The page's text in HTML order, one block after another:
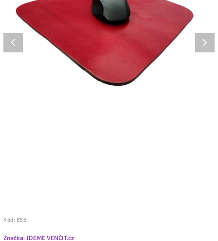
Kód: 858
Značka: JDEME VENČIT.cz